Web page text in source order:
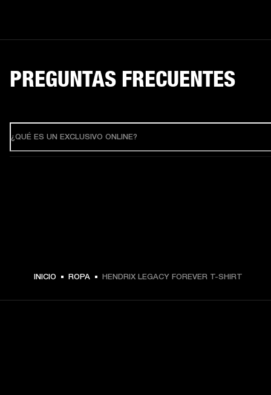
$ 49.99 -
PREGUNTAS FRECUENTES
¿QUÉ ES UN EXCLUSIVO ONLINE?
INICIO ROPA HENDRIX LEGACY FOREVER T-SHIRT